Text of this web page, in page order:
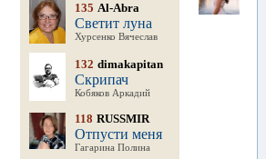
135 Al-Abra
Светит луна
Хурсенко Вячеслав
132 dimakapitan
Скрипач
Кобяков Аркадий
118 RUSSMIR
Отпусти меня
Гагарина Полина